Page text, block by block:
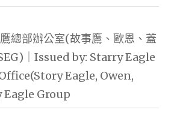
總部辦公室(故事鷹、歐恩、蓋
｜Issued by: Starry Eagle
Eagle, Owen,
Eagle Group